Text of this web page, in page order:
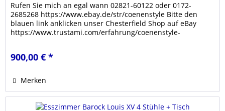
Rufen Sie mich an egal wann 02821-60122 oder 0172-
2685268 https://www.ebay.de/str/coenenstyle Bitte den
blauen link anklicken unser Chesterfield Shop auf eBay
https://www.trustami.com/erfahrung/coenenstyle-
900,00 € *
Merken